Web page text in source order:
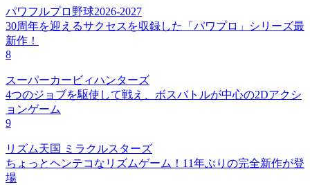
パワフルプロ野球2026-2027
30周年を迎えるサクセスを収録した「パワプロ」シリーズ最
新作！
8
スーパーカービィハンターズ
4つのジョブを駆使して戦え、ボスバトルが中心の2Dアクシ
ョンゲーム
9
リズム天国 ミラクルスターズ
ちょっとヘンテコなリズムゲーム！11年ぶりの完全新作が登
場